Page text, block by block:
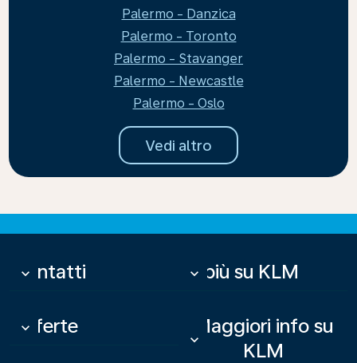
Palermo - Danzica
Palermo - Toronto
Palermo - Stavanger
Palermo - Newcastle
Palermo - Oslo
Vedi altro
Contatti
keyboard_arrow_down Di più su KLM
keyboard_arrow_down
Offerte
keyboard_arrow_down
Maggiori info su
KLM
keyboard_arrow_down